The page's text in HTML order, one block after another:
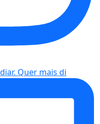
Quer mais di